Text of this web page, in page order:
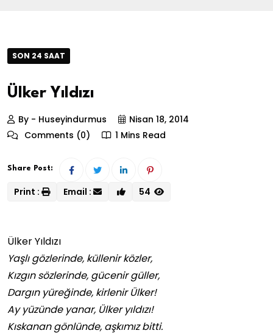
SON 24 SAAT
Ülker Yıldızı
By - Huseyindurmus
Nisan 18, 2014
Comments (0)
1 Mins Read
Share Post:
Print : Email : 54
Ülker Yıldızı
Yaşlı gözlerinde, küllenir közler,
Kızgın sözlerinde, gücenir güller,
Dargın yüreğinde, kirlenir Ülker!
Ay yüzünde yanar, Ülker yıldızı!
Kıskanan gönlünde, aşkımız bitti.